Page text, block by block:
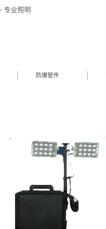
专业照明
防爆管件